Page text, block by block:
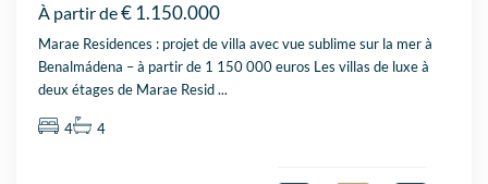
À partir de€ 1.150.000
Marae Residences : projet de villa avec vue sublime sur la mer à
Benalmádena – à partir de 1 150 000 euros Les villas de luxe à
deux étages de Marae Resid...
4 4